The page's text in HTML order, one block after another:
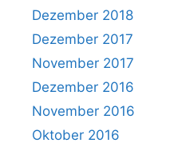
Dezember 2018
Dezember 2017
November 2017
Dezember 2016
November 2016
Oktober 2016